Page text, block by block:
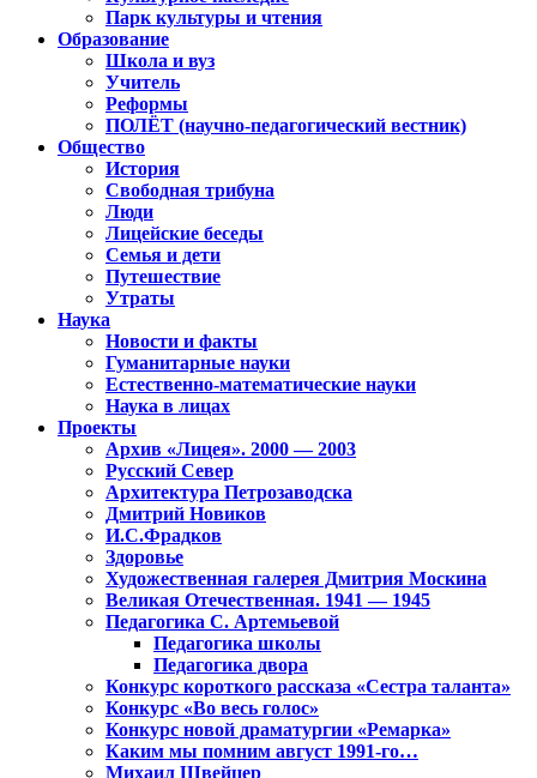
Парк культуры и чтения
Образование
Школа и вуз
Учитель
Реформы
ПОЛЁТ (научно-педагогический вестник)
Общество
История
Свободная трибуна
Люди
Лицейские беседы
Семья и дети
Путешествие
Утраты
Наука
Новости и факты
Гуманитарные науки
Естественно-математические науки
Наука в лицах
Проекты
Архив «Лицея». 2000 — 2003
Русский Север
Архитектура Петрозаводска
Дмитрий Новиков
И.С.Фрадков
Здоровье
Художественная галерея Дмитрия Москина
Великая Отечественная. 1941 — 1945
Педагогика С. Артемьевой
Педагогика школы
Педагогика двора
Конкурс короткого рассказа «Сестра таланта»
Конкурс «Во весь голос»
Конкурс новой драматургии «Ремарка»
Каким мы помним август 1991-го…
Михаил Швейцер